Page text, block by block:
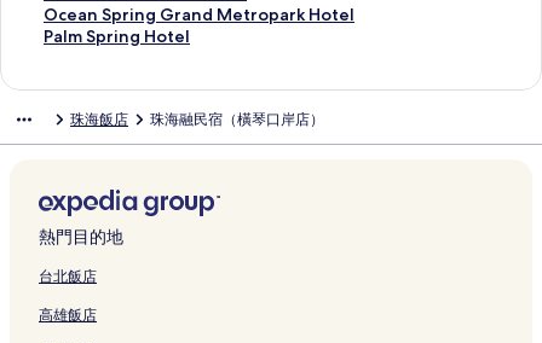
h
a
結
)
的
y
H
的
的
連
H
o
Z
n
g
s
h
n
s
s
a
o
n
g
b
i
e
n
的
h
a
s
的
連
結
a
t
q
Z
h
u
h
i
o
t
e
i
n
w
a
的
y
n
m
Z
h
a
i
G
n
i
s
a
連
結
Z
h
H
e
l
的
連
u
o
o
l
的
連
結
Z
h
的
s
s
Z
h
a
i
的
結
a
n
e
連
結
i
d
n
u
h
a
i
i
l
l
h
a
i
的
連
h
u
M
a
a
t
t
a
H
Ocean Spring Grand Metropark Hotel
O
c
p
n
g
G
r
n
Palm Spring Hotel
P
p
n
g
H
o
e
珠海飯店 珠海融民宿（橫琴口岸店）
熱門目的地
台北飯店
高雄飯店